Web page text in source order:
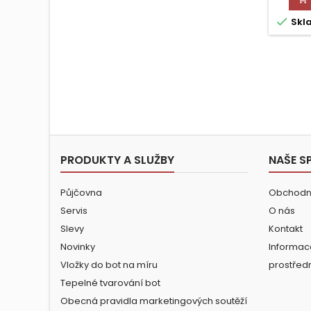

PRODUKTY A SLUŽBY
Půjčovna
Servis
Slevy
Novinky
Vložky do bot na míru
Tepelné tvarování bot
Obecná pravidla marketingových soutěží
NAŠE
O nás
Kontakt